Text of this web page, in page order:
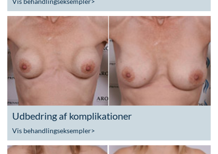
Udbedring af komplikationer
Vis behandlingseksempler>